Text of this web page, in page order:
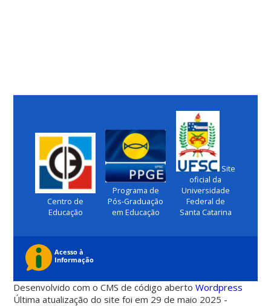
Centro de
Educação
Programa de
Pós-Graduação
em Educação
Site
oficial da
Universidade
Federal de
Santa Catarina
Desenvolvido com o CMS de código abertoWordpress
Última atualização do site foi em 29 de maio 2025 -